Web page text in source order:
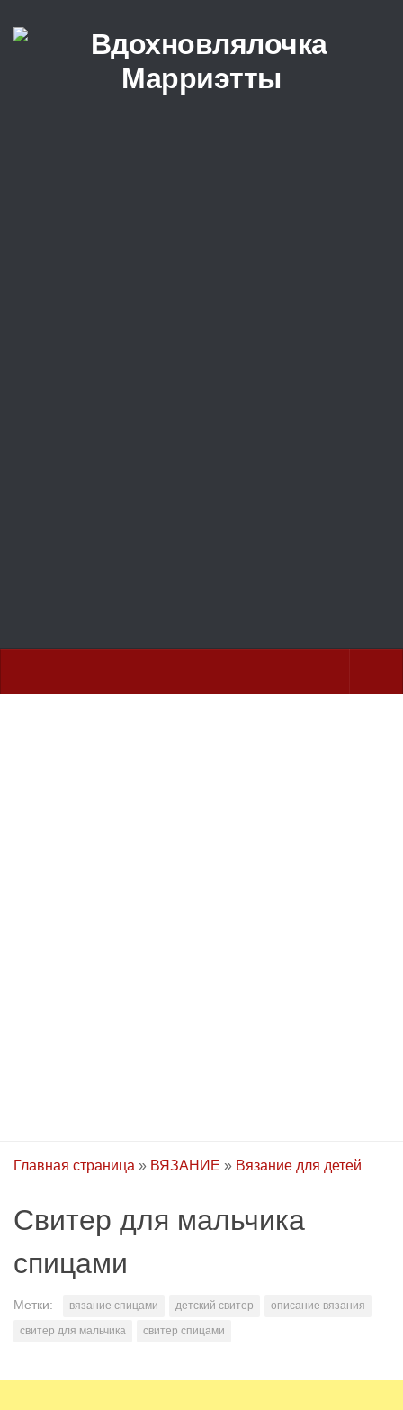
Перейти к содержимому
Главная страница » ВЯЗАНИЕ » Вязание для детей
Свитер для мальчика
спицами
Метки: вязание спицами детский свитер
описание вязания
свитер для мальчика
свитер спицами